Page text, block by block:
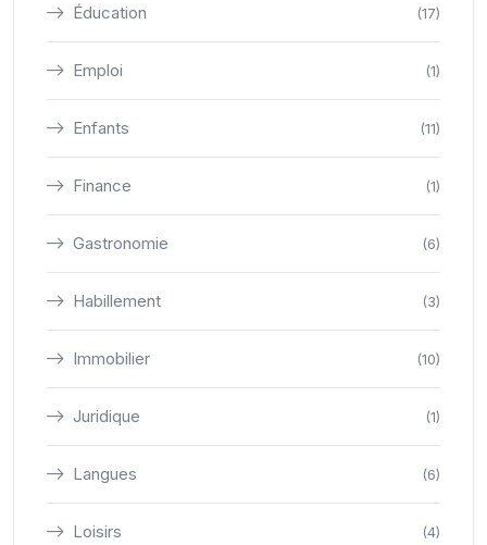
Éducation (17)
Emploi (1)
Enfants (11)
Finance (1)
Gastronomie (6)
Habillement (3)
Immobilier (10)
Juridique (1)
Langues (6)
Loisirs (4)